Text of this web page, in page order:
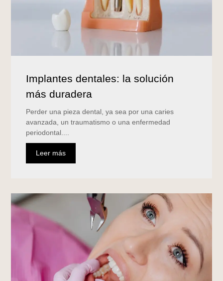
Implantes dentales: la solución
más duradera
Perder una pieza dental, ya sea por una caries
avanzada, un traumatismo o una enfermedad
periodontal....
Leer más